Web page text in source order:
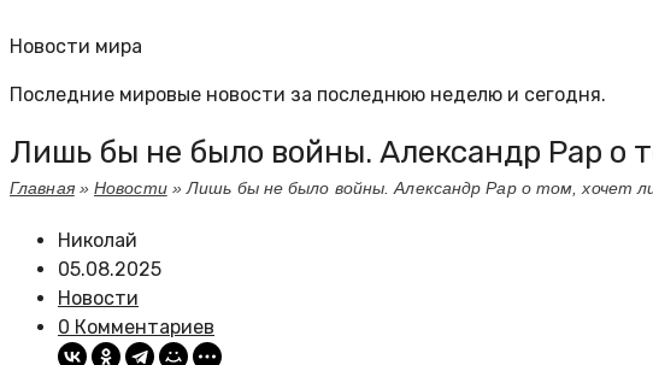
Новости мира
Последние мировые новости за последнюю неделю и сегодня.
Лишь бы не было войны. Александр Рар о
Главная»Новости»Лишь бы не было войны. Александр Рар о том, хочет
Николай
05.08.2025
Новости
0 Комментариев